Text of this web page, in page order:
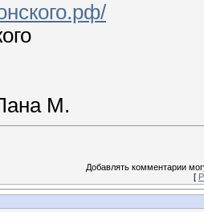
М.
Добавлять комментарии
[